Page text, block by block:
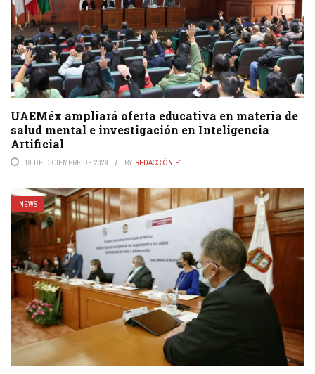
UAEMéx ampliará oferta educativa en materia de
salud mental e investigación en Inteligencia
Artificial
19 DE DICIEMBRE DE 2024 BY REDACCIÓN P1
NEWS